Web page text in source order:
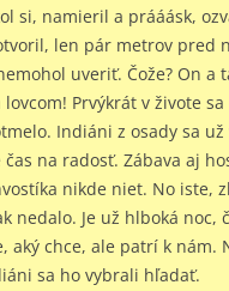
si, namieril a prááásk,
len pár metrov pred
uveriť. Čože? On a
Prvýkrát v živote
Indiáni z osady sa
čas na radosť. Zábava aj
nikde niet. No iste,
nedalo. Je už hlboká
aký chce, ale patrí k
sa ho vybrali hľadať.